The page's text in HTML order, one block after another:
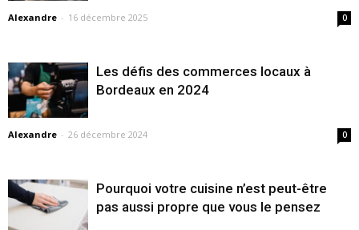
Alexandre - 16 décembre 2025 0
Les défis des commerces locaux à
Bordeaux en 2024
Alexandre - 26 décembre 2024 0
Pourquoi votre cuisine n’est peut-être
pas aussi propre que vous le pensez